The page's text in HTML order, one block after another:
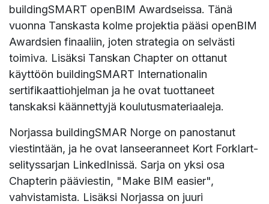
buildingSMART openBIM Awardseissa. Tänä
vuonna Tanskasta kolme projektia pääsi openBIM
Awardsien finaaliin, joten strategia on selvästi
toimiva. Lisäksi Tanskan Chapter on ottanut
käyttöön buildingSMART Internationalin
sertifikaattiohjelman ja he ovat tuottaneet
tanskaksi käännettyjä koulutusmateriaaleja.
Norjassa buildingSMAR Norge on panostanut
viestintään, ja he ovat lanseeranneet Kort Forklart-
selityssarjan LinkedInissä. Sarja on yksi osa
Chapterin pääviestin, "Make BIM easier",
vahvistamista. Lisäksi Norjassa on juuri